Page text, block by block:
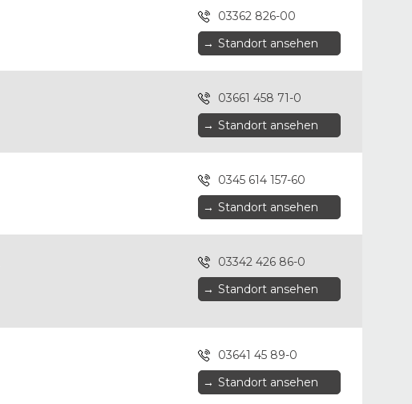
03362 826-00
→ Standort ansehen
03661 458 71-0
→ Standort ansehen
0345 614 157-60
→ Standort ansehen
03342 426 86-0
→ Standort ansehen
03641 45 89-0
→ Standort ansehen